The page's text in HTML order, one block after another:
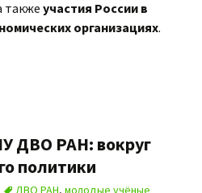
также участия России в
организациях.
ДВО РАН: вокруг
политики
ДВО РАН, молодые учёные